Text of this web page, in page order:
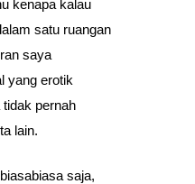
kenapa kalau
satu ruangan
saya
yang erotik
pernah
lain.
saja,